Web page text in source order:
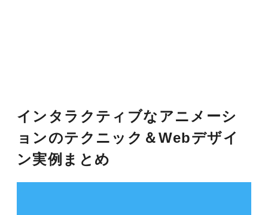
インタラクティブなアニメーシ
ョンのテクニック＆Webデザイ
ン実例まとめ